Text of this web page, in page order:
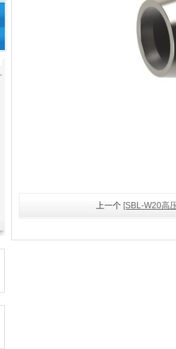
上一个 [SBL-W20高